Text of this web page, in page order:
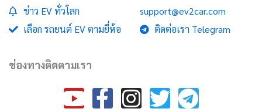
ข่าว EV ทั่วโลก
เลือก รถยนต์ EV ตามยี่ห้อ
support@ev2car.com
ติดต่อเรา Telegram
ช่องทางติดตามเรา
Y F I T T